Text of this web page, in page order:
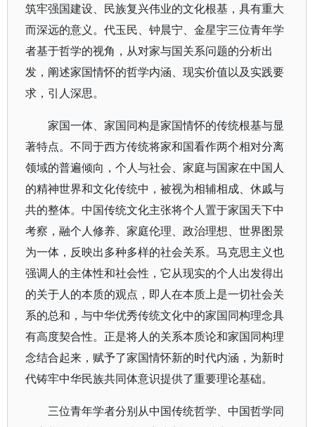
筑牢强国建设、民族复兴伟业的文化根基，具有重大
而深远的意义。代玉民、钟晨宁、金星宇三位青年学
者基于哲学的视角，从对家与国关系问题的分析出
发，阐述家国情怀的哲学内涵、现实价值以及实践要
求，引人深思。
家国一体、家国同构是家国情怀的传统根基与显
著特点。不同于西方传统将家和国看作两个相对分离
领域的普遍倾向，个人与社会、家庭与国家在中国人
的精神世界和文化传统中，被视为相辅相成、休戚与
共的整体。中国传统文化主张将个人置于家国天下中
考察，融个人修养、家庭伦理、政治理想、世界图景
为一体，反映出多种多样的社会关系。马克思主义也
强调人的主体性和社会性，它从现实的个人出发得出
的关于人的本质的观点，即人在本质上是一切社会关
系的总和，与中华优秀传统文化中的家国同构理念具
有高度契合性。正是将人的关系本质论和家国同构理
念结合起来，赋予了家国情怀新的时代内涵，为新时
代铸牢中华民族共同体意识提供了重要理论基础。
三位青年学者分别从中国传统哲学、中国哲学同